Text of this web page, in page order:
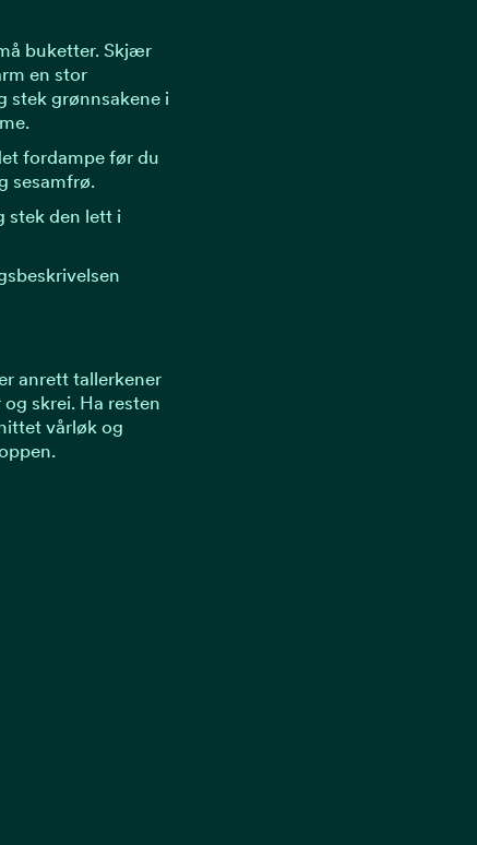
buketter. Skjær
en stor
stek grønnsakene i
fordampe før du
sesamfrø.
stek den lett i
anrett tallerkener
skrei. Ha resten
vårløk og